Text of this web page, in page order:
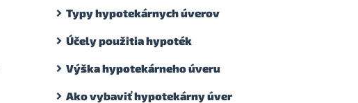
Typy hypotekárnych úverov
Účely použitia hypoték
Výška hypotekárneho úveru
Ako vybaviť hypotekárny úver